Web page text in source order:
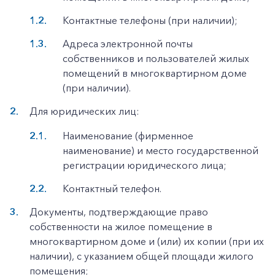
Контактные телефоны (при наличии);
Адреса электронной почты
собственников и пользователей жилых
помещений в многоквартирном доме
(при наличии).
Для юридических лиц:
Наименование (фирменное
наименование) и место государственной
регистрации юридического лица;
Контактный телефон.
Документы, подтверждающие право
собственности на жилое помещение в
многоквартирном доме и (или) их копии (при их
наличии), с указанием общей площади жилого
помещения;